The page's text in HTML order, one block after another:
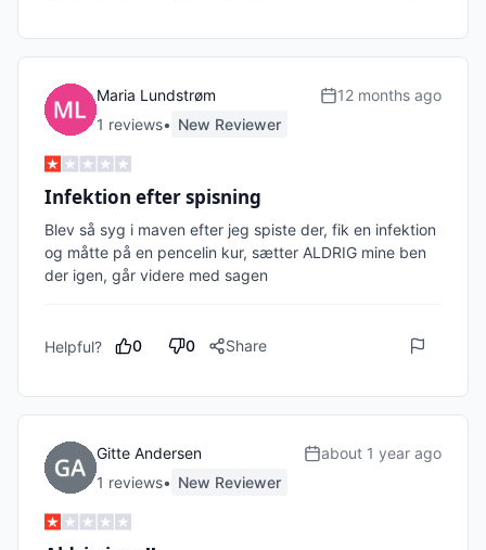
Maria Lundstrøm
1 reviews• New Reviewer
12 months ago
Infektion efter spisning
Blev så syg i maven efter jeg spiste der, fik en infektion
og måtte på en pencelin kur, sætter ALDRIG mine ben
der igen, går videre med sagen
Helpful? 0 0 Share
Gitte Andersen
1 reviews• New Reviewer
about 1 year ago